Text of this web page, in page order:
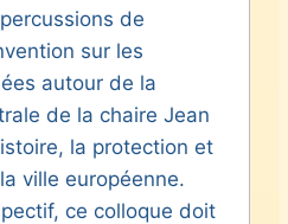
de
sur les
autour de la
de la chaire Jean
la protection et
ville européenne.
ce colloque doit